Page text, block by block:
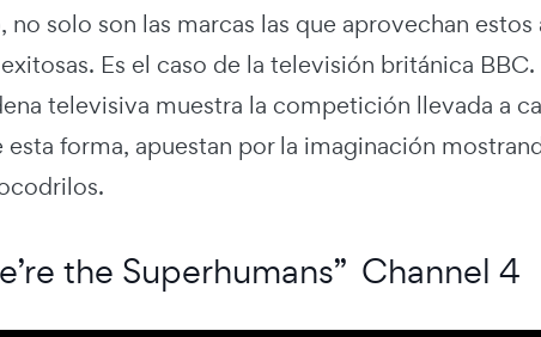
no solo son las marcas las que aprovechan
Es el caso de la televisión británica
televisiva muestra la competición llevada a
esta forma, apuestan por la imaginación
the Superhumans” Channel 4